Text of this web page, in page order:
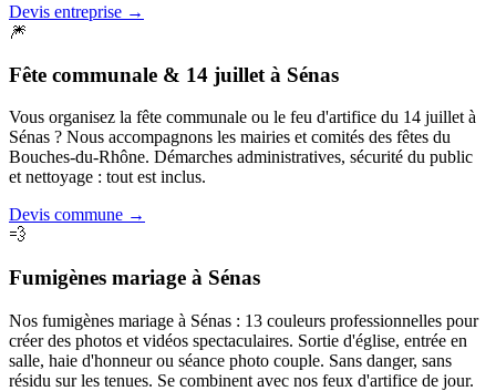
Devis entreprise →
🎆
Fête communale & 14 juillet à Sénas
Vous organisez la fête communale ou le feu d'artifice du 14 juillet à
Sénas ? Nous accompagnons les mairies et comités des fêtes du
Bouches-du-Rhône. Démarches administratives, sécurité du public
et nettoyage : tout est inclus.
Devis commune →
💨
Fumigènes mariage à Sénas
Nos fumigènes mariage à Sénas : 13 couleurs professionnelles pour
créer des photos et vidéos spectaculaires. Sortie d'église, entrée en
salle, haie d'honneur ou séance photo couple. Sans danger, sans
résidu sur les tenues. Se combinent avec nos feux d'artifice de jour.